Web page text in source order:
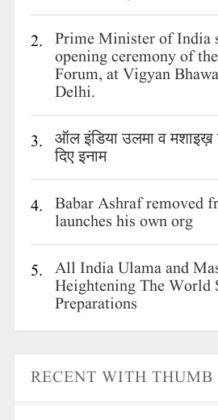
2. Prime Minister of India
opening ceremony of
Forum, at Vigyan
Delhi.
3. ऑल इंडिया उलमा व मशाइख़
दिए इनाम
4. Babar Ashraf removed
launches his own org
5. All India Ulama and
Heightening The World
Preparations
RECENT WITH THUMB